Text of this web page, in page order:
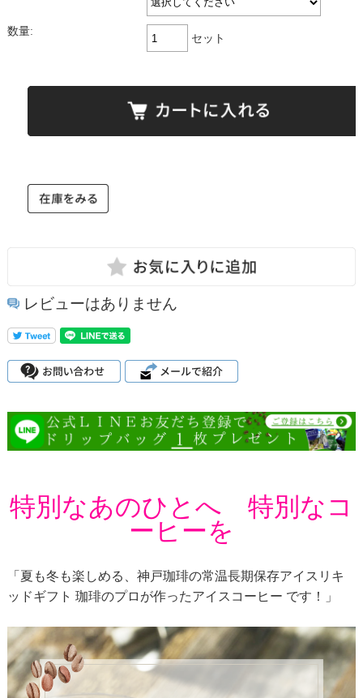
数量:
セット
レビューはありません
特別なあのひとへ 特別なコ
ーヒーを
「夏も冬も楽しめる、神戸珈琲の常温長期保存アイスリキ
ッドギフト 珈琲のプロが作ったアイスコーヒー です！」